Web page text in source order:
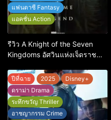
แฟนตาซี Fantasy
แอคชั่น Action
รีวิว A Knight of the Seven
Kingdoms อัศวินแห่งเจ็ดราช
พเนจรที่ดีที่สุดในจักรวาล GoT
ปีที่ฉาย 2025
Disney+
ดราม่า Drama
ระทึกขวัญ Thriller
อาชญากรรม Crime